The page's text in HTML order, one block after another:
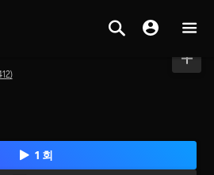
1 회